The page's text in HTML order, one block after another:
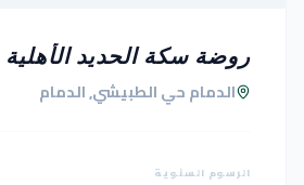
روضة سكة الحديد الأهلية
الدمام حي الطبيشي, الدمام
الرسوم السنوية